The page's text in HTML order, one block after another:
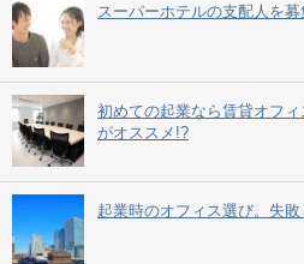
スーパーホテルの支配人を募
初めての起業なら賃貸オフ
がオススメ!?
起業時のオフィス選び。失敗